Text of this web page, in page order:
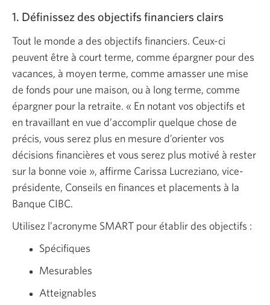
1. Définissez des objectifs financiers clairs
Tout le monde a des objectifs financiers. Ceux-ci
peuvent être à court terme, comme épargner pour des
vacances, à moyen terme, comme amasser une mise
de fonds pour une maison, ou à long terme, comme
épargner pour la retraite. « En notant vos objectifs et
en travaillant en vue d’accomplir quelque chose de
précis, vous serez plus en mesure d’orienter vos
décisions financières et vous serez plus motivé à rester
sur la bonne voie », affirme Carissa Lucreziano, vice-
présidente, Conseils en finances et placements à la
Banque CIBC.
Utilisez l’acronyme SMART pour établir des objectifs :
Spécifiques
Mesurables
Atteignables